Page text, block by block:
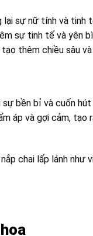
lại sự nữ tính và
sự tinh tế và yên
thêm chiều sâu
sự bền bỉ và cuốn
áp và gợi cảm, tạo
chai lấp lánh như